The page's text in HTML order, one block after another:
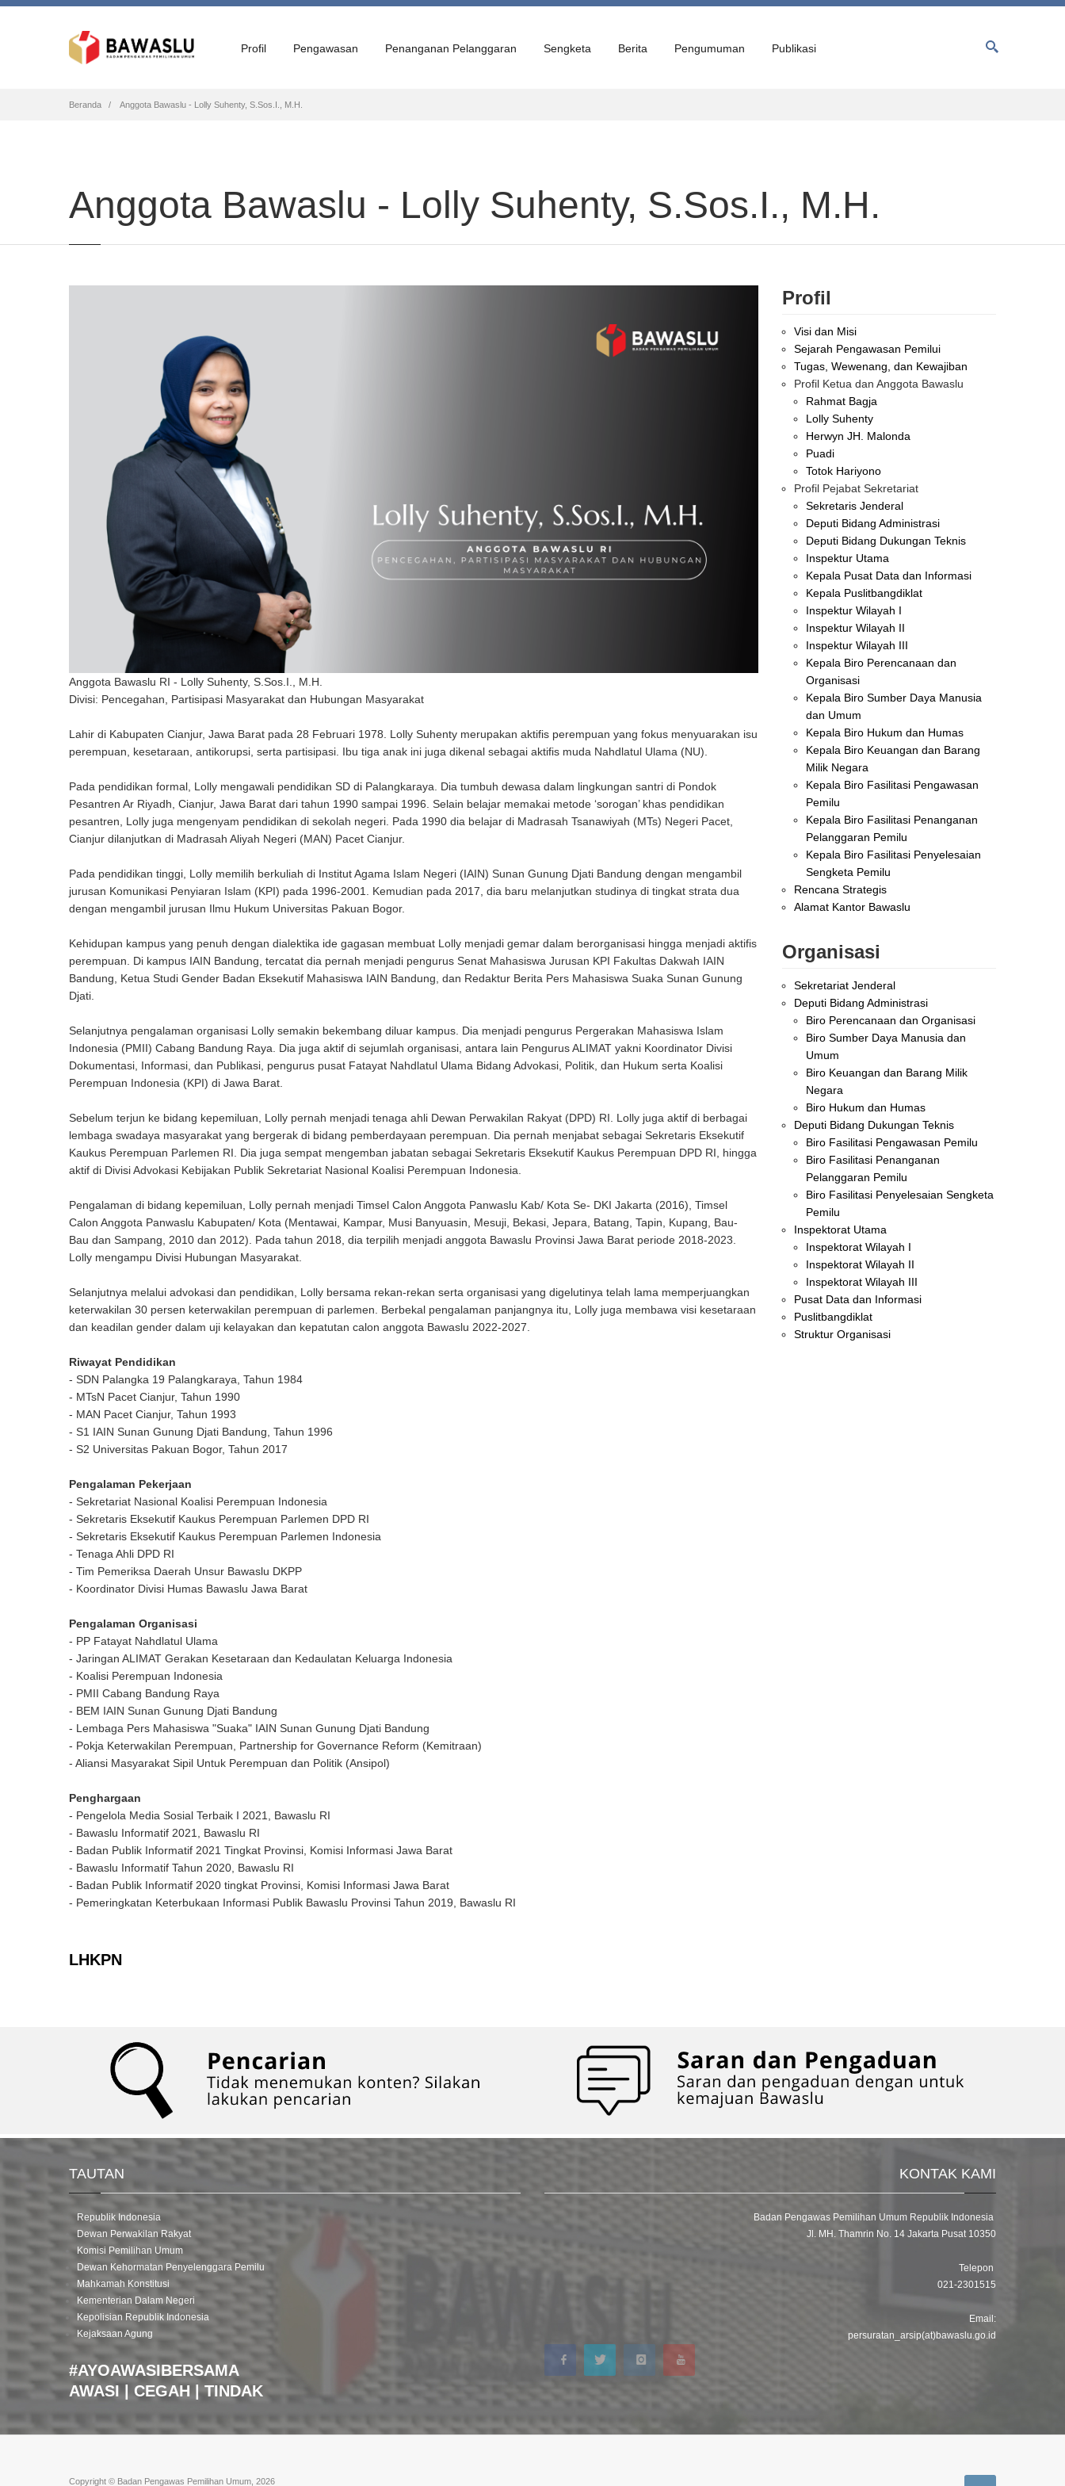
Profil Pengawasan Penanganan Pelanggaran Sengketa Berita Pengumuman Publikasi
Breadcrumb
Beranda Anggota Bawaslu - Lolly Suhenty, S.Sos.I., M.H.
Anggota Bawaslu - Lolly Suhenty, S.Sos.I., M.H.
Anggota Bawaslu RI - Lolly Suhenty, S.Sos.I., M.H.
Divisi: Pencegahan, Partisipasi Masyarakat dan Hubungan Masyarakat
Lahir di Kabupaten Cianjur, Jawa Barat pada 28 Februari 1978. Lolly Suhenty merupakan aktifis perempuan yang fokus menyuarakan isu
perempuan, kesetaraan, antikorupsi, serta partisipasi. Ibu tiga anak ini juga dikenal sebagai aktifis muda Nahdlatul Ulama (NU).
Pada pendidikan formal, Lolly mengawali pendidikan SD di Palangkaraya. Dia tumbuh dewasa dalam lingkungan santri di Pondok
Pesantren Ar Riyadh, Cianjur, Jawa Barat dari tahun 1990 sampai 1996. Selain belajar memakai metode ‘sorogan’ khas pendidikan
pesantren, Lolly juga mengenyam pendidikan di sekolah negeri. Pada 1990 dia belajar di Madrasah Tsanawiyah (MTs) Negeri Pacet,
Cianjur dilanjutkan di Madrasah Aliyah Negeri (MAN) Pacet Cianjur.
Pada pendidikan tinggi, Lolly memilih berkuliah di Institut Agama Islam Negeri (IAIN) Sunan Gunung Djati Bandung dengan mengambil
jurusan Komunikasi Penyiaran Islam (KPI) pada 1996-2001. Kemudian pada 2017, dia baru melanjutkan studinya di tingkat strata dua
dengan mengambil jurusan Ilmu Hukum Universitas Pakuan Bogor.
Kehidupan kampus yang penuh dengan dialektika ide gagasan membuat Lolly menjadi gemar dalam berorganisasi hingga menjadi aktifis
perempuan. Di kampus IAIN Bandung, tercatat dia pernah menjadi pengurus Senat Mahasiswa Jurusan KPI Fakultas Dakwah IAIN
Bandung, Ketua Studi Gender Badan Eksekutif Mahasiswa IAIN Bandung, dan Redaktur Berita Pers Mahasiswa Suaka Sunan Gunung
Djati.
Selanjutnya pengalaman organisasi Lolly semakin bekembang diluar kampus. Dia menjadi pengurus Pergerakan Mahasiswa Islam
Indonesia (PMII) Cabang Bandung Raya. Dia juga aktif di sejumlah organisasi, antara lain Pengurus ALIMAT yakni Koordinator Divisi
Dokumentasi, Informasi, dan Publikasi, pengurus pusat Fatayat Nahdlatul Ulama Bidang Advokasi, Politik, dan Hukum serta Koalisi
Perempuan Indonesia (KPI) di Jawa Barat.
Sebelum terjun ke bidang kepemiluan, Lolly pernah menjadi tenaga ahli Dewan Perwakilan Rakyat (DPD) RI. Lolly juga aktif di berbagai
lembaga swadaya masyarakat yang bergerak di bidang pemberdayaan perempuan. Dia pernah menjabat sebagai Sekretaris Eksekutif
Kaukus Perempuan Parlemen RI. Dia juga sempat mengemban jabatan sebagai Sekretaris Eksekutif Kaukus Perempuan DPD RI, hingga
aktif di Divisi Advokasi Kebijakan Publik Sekretariat Nasional Koalisi Perempuan Indonesia.
Pengalaman di bidang kepemiluan, Lolly pernah menjadi Timsel Calon Anggota Panwaslu Kab/ Kota Se- DKI Jakarta (2016), Timsel
Calon Anggota Panwaslu Kabupaten/ Kota (Mentawai, Kampar, Musi Banyuasin, Mesuji, Bekasi, Jepara, Batang, Tapin, Kupang, Bau-
Bau dan Sampang, 2010 dan 2012). Pada tahun 2018, dia terpilih menjadi anggota Bawaslu Provinsi Jawa Barat periode 2018-2023.
Lolly mengampu Divisi Hubungan Masyarakat.
Selanjutnya melalui advokasi dan pendidikan, Lolly bersama rekan-rekan serta organisasi yang digelutinya telah lama memperjuangkan
keterwakilan 30 persen keterwakilan perempuan di parlemen. Berbekal pengalaman panjangnya itu, Lolly juga membawa visi kesetaraan
dan keadilan gender dalam uji kelayakan dan kepatutan calon anggota Bawaslu 2022-2027.
Riwayat Pendidikan
- SDN Palangka 19 Palangkaraya, Tahun 1984
- MTsN Pacet Cianjur, Tahun 1990
- MAN Pacet Cianjur, Tahun 1993
- S1 IAIN Sunan Gunung Djati Bandung, Tahun 1996
- S2 Universitas Pakuan Bogor, Tahun 2017
Pengalaman Pekerjaan
- Sekretariat Nasional Koalisi Perempuan Indonesia
- Sekretaris Eksekutif Kaukus Perempuan Parlemen DPD RI
- Sekretaris Eksekutif Kaukus Perempuan Parlemen Indonesia
- Tenaga Ahli DPD RI
- Tim Pemeriksa Daerah Unsur Bawaslu DKPP
- Koordinator Divisi Humas Bawaslu Jawa Barat
Pengalaman Organisasi
- PP Fatayat Nahdlatul Ulama
- Jaringan ALIMAT Gerakan Kesetaraan dan Kedaulatan Keluarga Indonesia
- Koalisi Perempuan Indonesia
- PMII Cabang Bandung Raya
- BEM IAIN Sunan Gunung Djati Bandung
- Lembaga Pers Mahasiswa "Suaka" IAIN Sunan Gunung Djati Bandung
- Pokja Keterwakilan Perempuan, Partnership for Governance Reform (Kemitraan)
- Aliansi Masyarakat Sipil Untuk Perempuan dan Politik (Ansipol)
Penghargaan
- Pengelola Media Sosial Terbaik I 2021, Bawaslu RI
- Bawaslu Informatif 2021, Bawaslu RI
- Badan Publik Informatif 2021 Tingkat Provinsi, Komisi Informasi Jawa Barat
- Bawaslu Informatif Tahun 2020, Bawaslu RI
- Badan Publik Informatif 2020 tingkat Provinsi, Komisi Informasi Jawa Barat
- Pemeringkatan Keterbukaan Informasi Publik Bawaslu Provinsi Tahun 2019, Bawaslu RI
LHKPN
Profil
Visi dan Misi
Sejarah Pengawasan Pemilui
Tugas, Wewenang, dan Kewajiban
Profil Ketua dan Anggota Bawaslu
Rahmat Bagja
Lolly Suhenty
Herwyn JH. Malonda
Puadi
Totok Hariyono
Profil Pejabat Sekretariat
Sekretaris Jenderal
Deputi Bidang Administrasi
Deputi Bidang Dukungan Teknis
Inspektur Utama
Kepala Pusat Data dan Informasi
Kepala Puslitbangdiklat
Inspektur Wilayah I
Inspektur Wilayah II
Inspektur Wilayah III
Kepala Biro Perencanaan dan
Organisasi
Kepala Biro Sumber Daya Manusia
dan Umum
Kepala Biro Hukum dan Humas
Kepala Biro Keuangan dan Barang
Milik Negara
Kepala Biro Fasilitasi Pengawasan
Pemilu
Kepala Biro Fasilitasi Penanganan
Pelanggaran Pemilu
Kepala Biro Fasilitasi Penyelesaian
Sengketa Pemilu
Rencana Strategis
Alamat Kantor Bawaslu
Organisasi
Sekretariat Jenderal
Deputi Bidang Administrasi
Biro Perencanaan dan Organisasi
Biro Sumber Daya Manusia dan
Umum
Biro Keuangan dan Barang Milik
Negara
Biro Hukum dan Humas
Deputi Bidang Dukungan Teknis
Biro Fasilitasi Pengawasan Pemilu
Biro Fasilitasi Penanganan
Pelanggaran Pemilu
Biro Fasilitasi Penyelesaian Sengketa
Pemilu
Inspektorat Utama
Inspektorat Wilayah I
Inspektorat Wilayah II
Inspektorat Wilayah III
Pusat Data dan Informasi
Puslitbangdiklat
Struktur Organisasi
TAUTAN
Republik Indonesia
Dewan Perwakilan Rakyat
Komisi Pemilihan Umum
Dewan Kehormatan Penyelenggara Pemilu
Mahkamah Konstitusi
Kementerian Dalam Negeri
Kepolisian Republik Indonesia
Kejaksaan Agung
#AYOAWASIBERSAMA
AWASI | CEGAH | TINDAK
KONTAK KAMI
Badan Pengawas Pemilihan Umum Republik Indonesia
Jl. MH. Thamrin No. 14 Jakarta Pusat 10350
Telepon
021-2301515
Email:
persuratan_arsip(at)bawaslu.go.id
Copyright © Badan Pengawas Pemilihan Umum, 2026